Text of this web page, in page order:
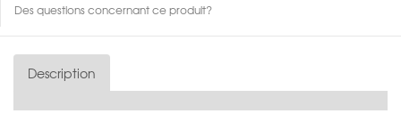
Des questions concernant ce produit?
Description